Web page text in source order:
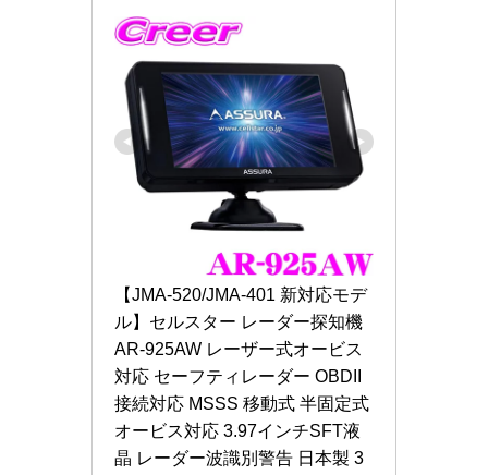
【JMA-520/JMA-401 新対応モデ
ル】セルスター レーダー探知機
AR-925AW レーザー式オービス
対応 セーフティレーダー OBDII
接続対応 MSSS 移動式 半固定式
オービス対応 3.97インチSFT液
晶 レーダー波識別警告 日本製 3